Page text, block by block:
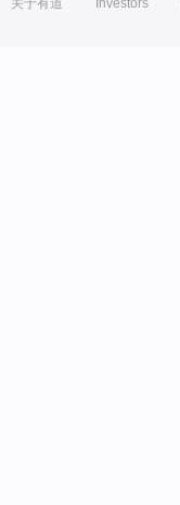
关于有道 Investors